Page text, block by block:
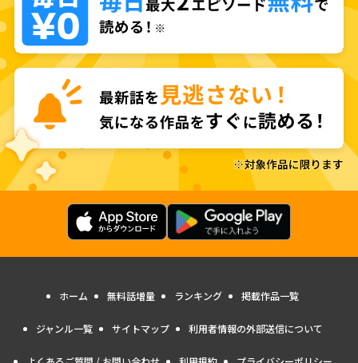
ホーム 無料話増量 ランキング 掲載作品一覧
ジャンル一覧 サイトマップ 利用者情報の外部送信について